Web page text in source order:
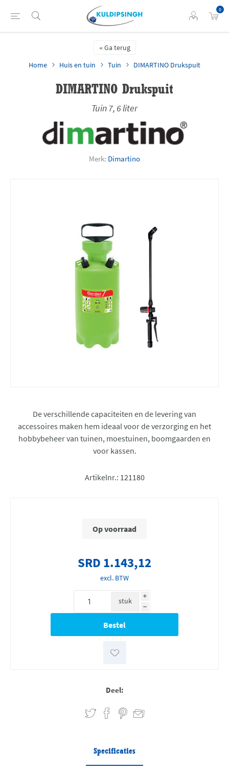
0
Ga terug
Home
Huis en tuin Tuin DIMARTINO Drukspuit
DIMARTINO Drukspuit
Tuin 7, 6 liter
Merk: Dimartino
De verschillende capaciteiten en de levering van
accessoires maken hem ideaal voor de verzorging en het
hobbybeheer van tuinen, moestuinen, boomgaarden en
voor kassen.
Artikelnr.: 121180
Op voorraad
SRD 1.143,12
excl. BTW
i
h
stuk
Deel:
Specificaties